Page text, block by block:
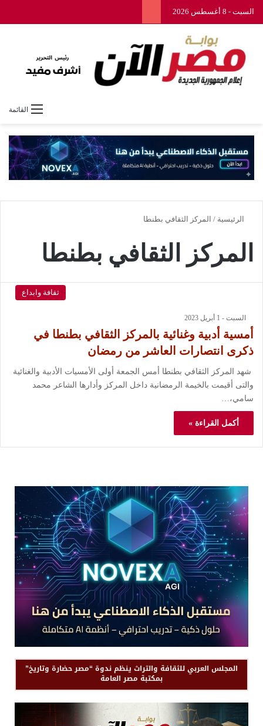
السبت - 8 أغسطس 2026
القائمة
الرئيسية / المركز الثقافي بطنطا
المركز الثقافي بطنطا
ثقافة وابداع
السبت - 1 أبريل 2023
أمسية أدبية وغنائية بالمركز الثقافي بطنطا في
ذكرى انتصارات العاشر من رمضان
شهد المركز الثقافي بطنطا أمس الجمعة أولى الأمسيات الأدبية والغنائية
والتى أقيمت بالخيمة الرمضانية داخل المركز وأدارها الشاعر محمد
سامي،…
أكمل القراءة »
المجلس العربي للثقافة والتراث ينظم ندوة “مصر حضارة وتاريخ”
بمكتبة مصر العامة